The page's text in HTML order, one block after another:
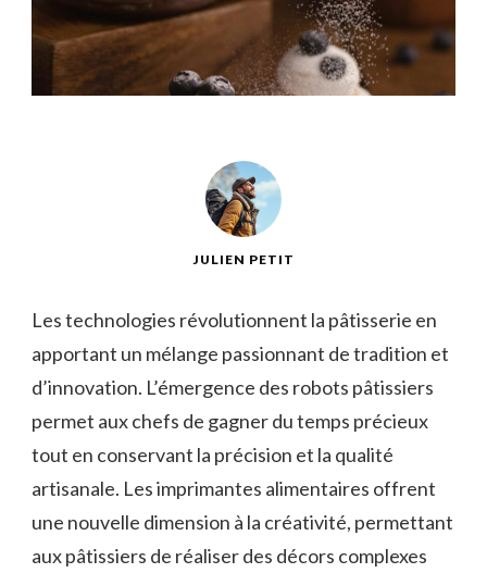
JULIEN PETIT
Les technologies révolutionnent la pâtisserie en
apportant un mélange passionnant de tradition et
d’innovation. L’émergence des robots pâtissiers
permet aux chefs de gagner du temps précieux
tout en conservant la précision et la qualité
artisanale. Les imprimantes alimentaires offrent
une nouvelle dimension à la créativité, permettant
aux pâtissiers de réaliser des décors complexes